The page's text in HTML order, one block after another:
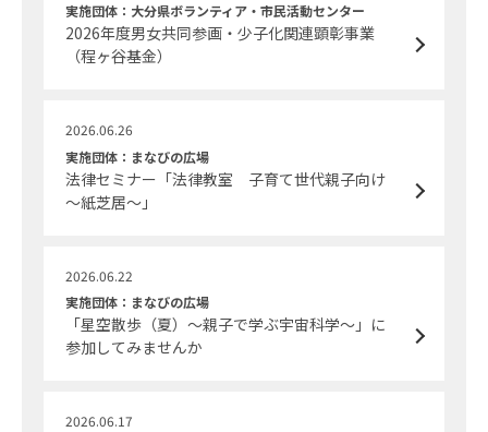
実施団体：大分県ボランティア・市民活動センター
2026年度男女共同参画・少子化関連顕彰事業
（程ヶ谷基金）
2026.06.26
実施団体：まなびの広場
法律セミナー「法律教室 子育て世代親子向け
～紙芝居～」
2026.06.22
実施団体：まなびの広場
「星空散歩（夏）～親子で学ぶ宇宙科学～」に
参加してみませんか
2026.06.17